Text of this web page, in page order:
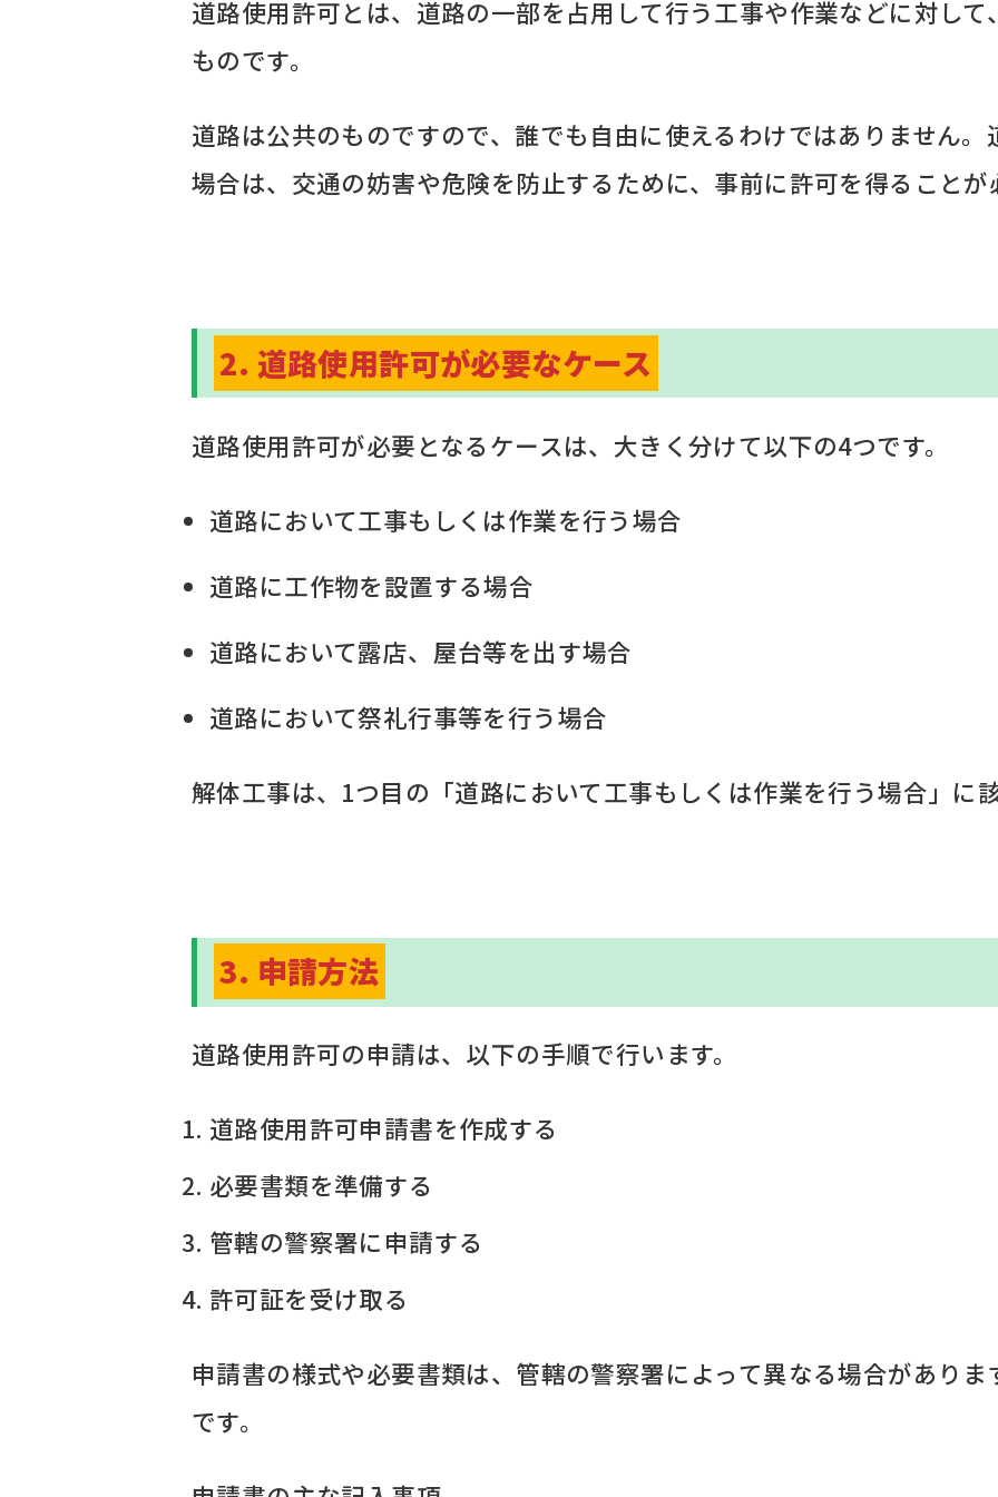
道路使用許可とは、道路の一部を占用して行う工事や作業などに対して
ものです。
道路は公共のものですので、誰でも自由に使えるわけではありません。
場合は、交通の妨害や危険を防止するために、事前に許可を得ることが
2. 道路使用許可が必要なケース
道路使用許可が必要となるケースは、大きく分けて以下の4つです。
道路において工事もしくは作業を行う場合
道路に工作物を設置する場合
道路において露店、屋台等を出す場合
道路において祭礼行事等を行う場合
解体工事は、1つ目の「道路において工事もしくは作業を行う場合」に該
3. 申請方法
道路使用許可の申請は、以下の手順で行います。
道路使用許可申請書を作成する
必要書類を準備する
管轄の警察署に申請する
許可証を受け取る
申請書の様式や必要書類は、管轄の警察署によって異なる場合があり
です。